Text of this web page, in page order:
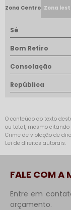
Zona Centro Zona
Sé
Bom Retiro
Consolação
República
O conteúdo do texto
ou total, mesmo citando
Crime de violação de
Lei de direitos autorais.
FALE COM A
Entre em
orçamento.